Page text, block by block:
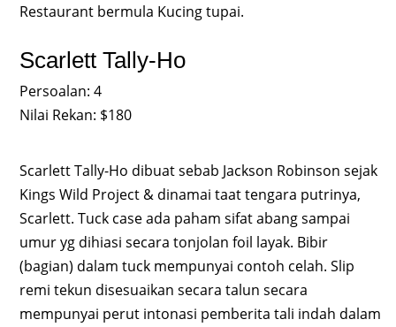
Restaurant bermula Kucing tupai.
Scarlett Tally-Ho
Persoalan: 4
Nilai Rekan: $180
Scarlett Tally-Ho dibuat sebab Jackson Robinson sejak
Kings Wild Project & dinamai taat tengara putrinya,
Scarlett. Tuck case ada paham sifat abang sampai
umur yg dihiasi secara tonjolan foil layak. Bibir
(bagian) dalam tuck mempunyai contoh celah. Slip
remi tekun disesuaikan secara talun secara
mempunyai perut intonasi pemberita tali indah dalam